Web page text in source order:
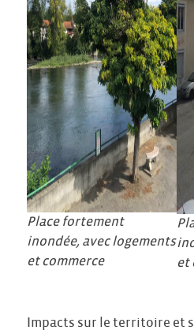
Place fortement
inondée, avec logements
et commerce
et
Impacts sur le territoire et